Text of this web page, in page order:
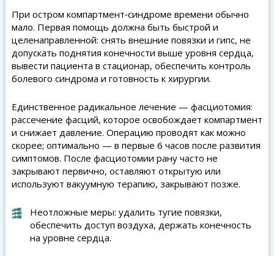
При остром компартмент‑синдроме времени обычно
мало. Первая помощь должна быть быстрой и
целенаправленной: снять внешние повязки и гипс, не
допускать поднятия конечности выше уровня сердца,
вывести пациента в стационар, обеспечить контроль
болевого синдрома и готовность к хирургии.
Единственное радикальное лечение — фасциотомия:
рассечение фасций, которое освобождает компартмент
и снижает давление. Операцию проводят как можно
скорее; оптимально — в первые 6 часов после развития
симптомов. После фасциотомии рану часто не
закрывают первично, оставляют открытую или
используют вакуумную терапию, закрывают позже.
Неотложные меры: удалить тугие повязки,
обеспечить доступ воздуха, держать конечность
на уровне сердца.